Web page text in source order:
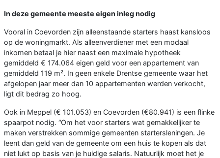
In deze gemeente meeste eigen inleg nodig
Vooral in Coevorden zijn alleenstaande starters haast kansloos
op de woningmarkt. Als alleenverdiener met een modaal
inkomen betaal je hier naast een maximale hypotheek
gemiddeld € 174.064 eigen geld voor een appartement van
gemiddeld 119 m². In geen enkele Drentse gemeente waar het
afgelopen jaar meer dan 10 appartementen werden verkocht,
ligt dit bedrag zo hoog.
Ook in Meppel (€ 101.053) en Coevorden (€80.941) is een flinke
spaarpot nodig. “Om het voor starters wat gemakkelijker te
maken verstrekken sommige gemeenten startersleningen. Je
leent dan geld van de gemeente om een huis te kopen als dat
niet lukt op basis van je huidige salaris. Natuurlijk moet het je